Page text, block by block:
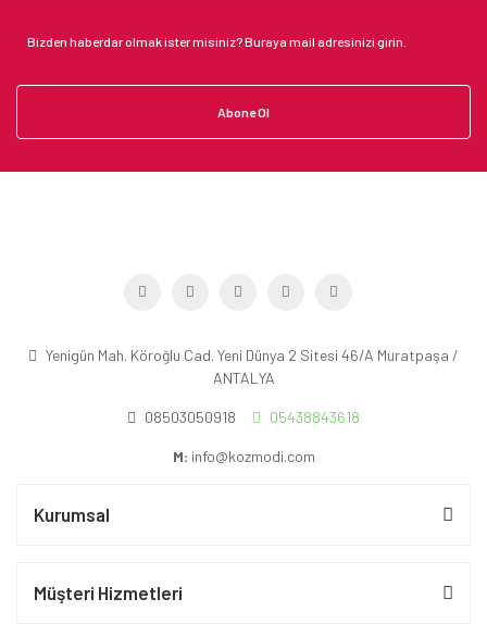
Abone Ol
Yenigün Mah. Köroğlu Cad. Yeni Dünya 2 Sitesi 46/A Muratpaşa /
ANTALYA
08503050918 05438843618
M: info@kozmodi.com
Kurumsal
Müşteri Hizmetleri